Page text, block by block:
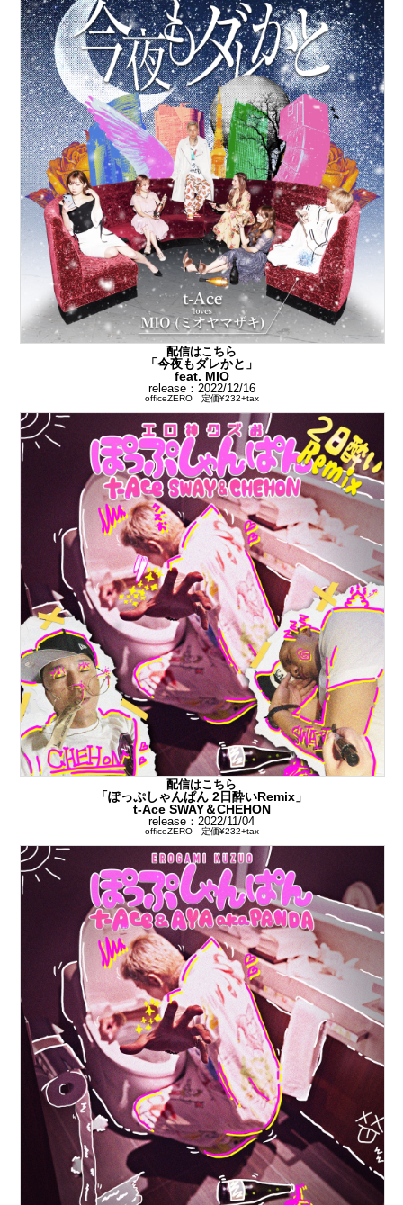
配信はこちら
「今夜もダレかと」
feat. MIO
release：2022/12/16
officeZERO 定価¥232+tax
配信はこちら
「ぽっぷしゃんぱん 2日酔いRemix」
t-Ace SWAY＆CHEHON
release：2022/11/04
officeZERO 定価¥232+tax